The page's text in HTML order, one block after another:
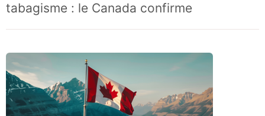
tabagisme : le Canada confirme